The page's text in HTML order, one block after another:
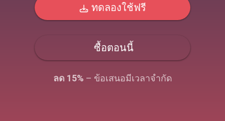
ทดลองใช้ฟรี
ซื้อตอนนี้
ลด 15% – ข้อเสนอมีเวลาจํากัด